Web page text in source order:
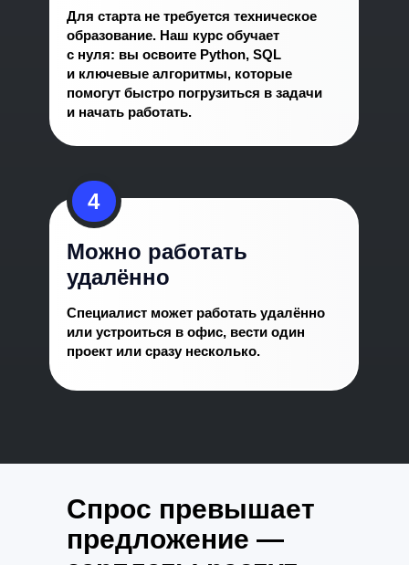
Для старта не требуется техническое
образование. Наш курс обучает
с нуля: вы освоите Python, SQL
и ключевые алгоритмы, которые
помогут быстро погрузиться в задачи
и начать работать.
Можно работать
удалённо
Специалист может работать удалённо
или устроиться в офис, вести один
проект или сразу несколько.
4
Спрос превышает
предложение —
Средний
Продвинутый